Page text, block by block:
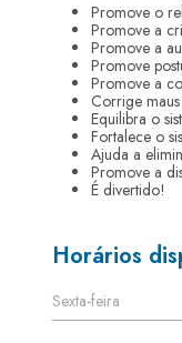
Promove o
Promove a
Promove a
Promove
Promove a
Corrige
Equilibra o
Fortalece o
Ajuda a
Promove a
É divertido!
Horários
Sexta-feira